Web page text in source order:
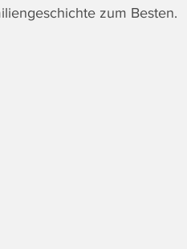
zum Besten.